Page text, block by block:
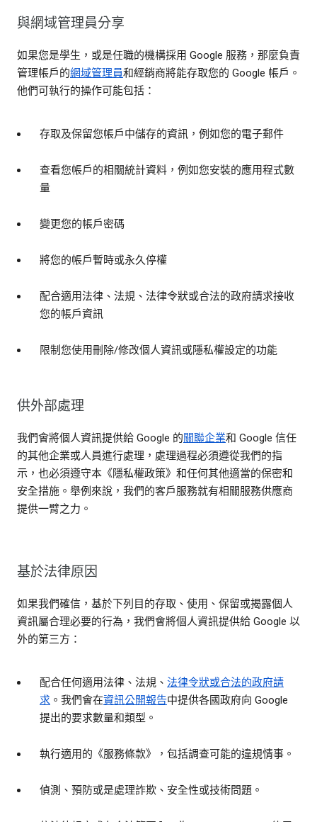
與網域管理員分享
如果您是學生，或是任職的機構採用 Google 服務，那麼負責
管理帳戶的網域管理員和經銷商將能存取您的 Google 帳戶。
他們可執行的操作可能包括：
存取及保留您帳戶中儲存的資訊，例如您的電子郵件
查看您帳戶的相關統計資料，例如您安裝的應用程式數
量
變更您的帳戶密碼
將您的帳戶暫時或永久停權
配合適用法律、法規、法律令狀或合法的政府請求接收
您的帳戶資訊
限制您使用刪除/修改個人資訊或隱私權設定的功能
供外部處理
我們會將個人資訊提供給 Google 的關聯企業和 Google 信任
的其他企業或人員進行處理，處理過程必須遵從我們的指
示，也必須遵守本《隱私權政策》和任何其他適當的保密和
安全措施。舉例來說，我們的客戶服務就有相關服務供應商
提供一臂之力。
基於法律原因
如果我們確信，基於下列目的存取、使用、保留或揭露個人
資訊屬合理必要的行為，我們會將個人資訊提供給 Google 以
外的第三方：
配合任何適用法律、法規、 法律令狀或合法的政府請
求 。我們會在資訊公開報告中提供各國政府向 Google
提出的要求數量和類型。
執行適用的《服務條款》，包括調查可能的違規情事。
偵測、預防或是處理詐欺、安全性或技術問題。